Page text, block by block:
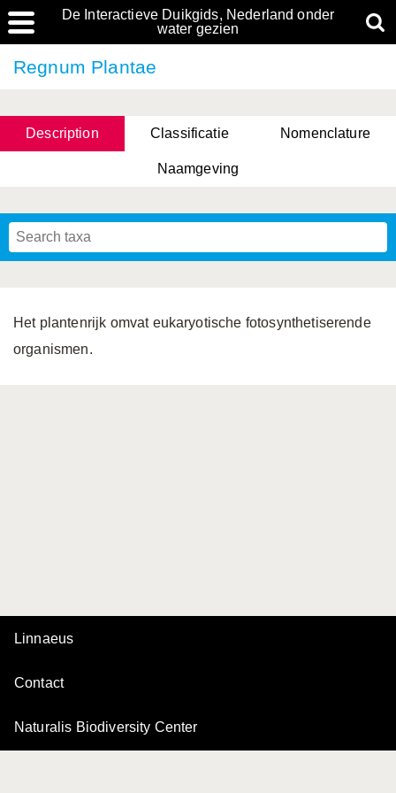
De Interactieve Duikgids, Nederland onder
water gezien
Regnum Plantae
Description Classificatie Nomenclature
Naamgeving
Het plantenrijk omvat eukaryotische fotosynthetiserende
organismen.
Linnaeus
Contact
Naturalis Biodiversity Center